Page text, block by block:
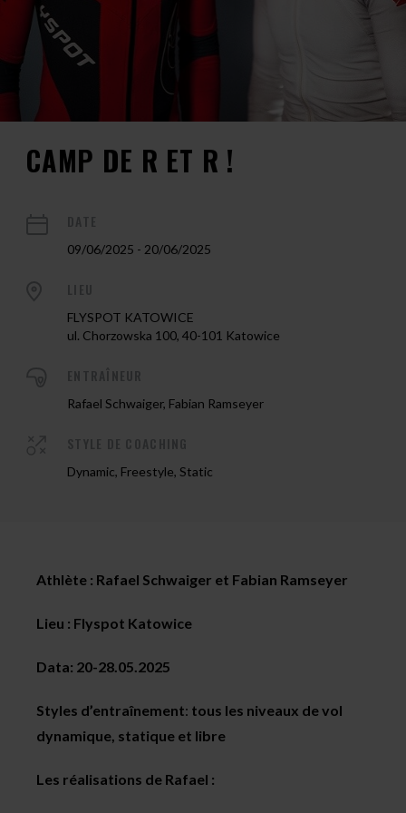
CAMP DE R ET R !
09/06/2025 - 20/06/2025
FLYSPOT KATOWICE
ul. Chorzowska 100, 40-101 Katowice
Rafael Schwaiger, Fabian Ramseyer
Dynamic, Freestyle, Static
Athlète : Rafael Schwaiger et Fabian Ramseyer
Lieu : Flyspot Katowice
Data: 20-28.05.2025
Styles d’entraînement: tous les niveaux de vol
dynamique, statique et libre
Les réalisations de Rafael :